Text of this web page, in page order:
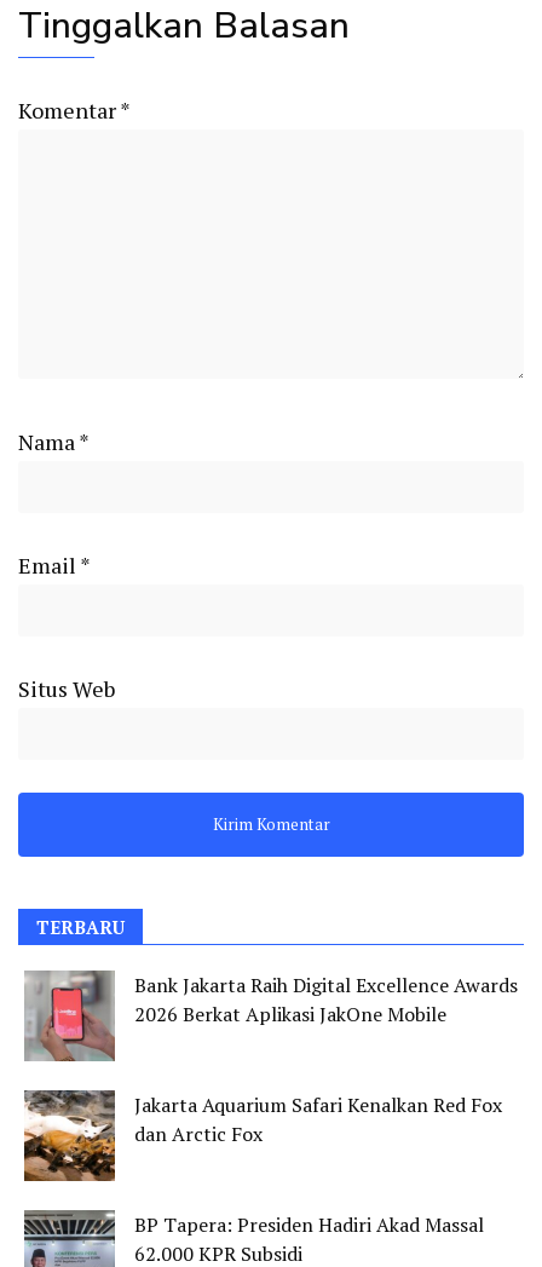
Tinggalkan Balasan
Komentar*
Nama*
Email *
Situs Web
TERBARU
Bank Jakarta Raih Digital Excellence Awards
2026 Berkat Aplikasi JakOne Mobile
Jakarta Aquarium Safari Kenalkan Red Fox
dan Arctic Fox
BP Tapera: Presiden Hadiri Akad Massal
62.000 KPR Subsidi